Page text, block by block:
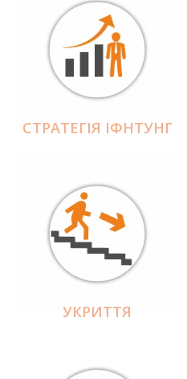
СТРАТЕГІЯ ІФНТУНГ
УКРИТТЯ